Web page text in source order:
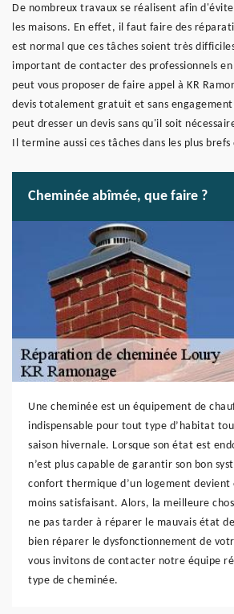
De nombreux travaux se réalisent afin
les maisons. En effet, il faut faire des
est normal que ces tâches soient très
important de contacter des professionnels
peut vous proposer de faire appel à KR
devis totalement gratuit et sans
peut dresser un devis sans qu'il soit
Il termine aussi ces tâches dans les plus brefs
Cheminée abîmée, que faire ?
Une cheminée est un équipement de
indispensable pour tout type d’habitat
saison hivernale. Lorsque son état est
n’est plus capable de garantir son bon
confort thermique d’un logement devient
moins satisfaisant. Alors, la meilleure
ne pas tarder à réparer le mauvais état
bien réparer le dysfonctionnement de
vous invitons de contacter notre équipe
type de cheminée.